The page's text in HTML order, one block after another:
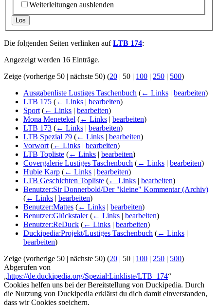
Weiterleitungen ausblenden
Los
Die folgenden Seiten verlinken aufLTB 174:
Angezeigt werden 16 Einträge.
Zeige (vorherige 50 | nächste 50) (20 | 50 | 100 | 250 | 500)
Ausgabenliste Lustiges Taschenbuch (← Links | bearbeiten)
LTB 175 (← Links | bearbeiten)
Sport (← Links | bearbeiten)
Mona Menetekel (← Links | bearbeiten)
LTB 173 (← Links | bearbeiten)
LTB Spezial 79 (← Links | bearbeiten)
Vorwort (← Links | bearbeiten)
LTB Topliste (← Links | bearbeiten)
Covergalerie Lustiges Taschenbuch (← Links | bearbeiten)
Hubie Karp (← Links | bearbeiten)
LTB Geschichten Topliste (← Links | bearbeiten)
Benutzer:Sir Donnerbold/Der "kleine" Kommentar (Archiv)
(← Links | bearbeiten)
Benutzer:Mattes (← Links | bearbeiten)
Benutzer:Glückstaler (← Links | bearbeiten)
Benutzer:ReDuck (← Links | bearbeiten)
Duckipedia:Projekt/Lustiges Taschenbuch (← Links |
bearbeiten)
Zeige (vorherige 50 | nächste 50) (20 | 50 | 100 | 250 | 500)
Abgerufen von
„https://de.duckipedia.org/Spezial:Linkliste/LTB_174“
Cookies helfen uns bei der Bereitstellung von Duckipedia. Durch
die Nutzung von Duckipedia erklärst du dich damit einverstanden,
dass wir Cookies speichern.